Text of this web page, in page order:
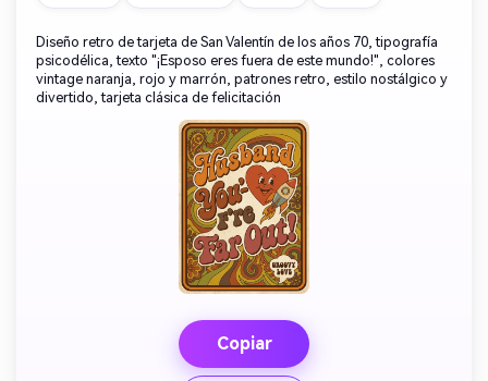
Diseño retro de tarjeta de San Valentín de los años 70, tipografía
psicodélica, texto "¡Esposo eres fuera de este mundo!", colores
vintage naranja, rojo y marrón, patrones retro, estilo nostálgico y
divertido, tarjeta clásica de felicitación
Copiar